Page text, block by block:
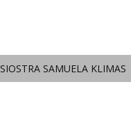
SIOSTRA SAMUELA KLIMAS